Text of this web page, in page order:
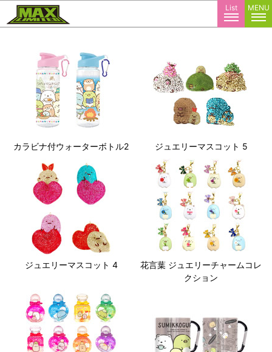
List MENU
株式会社マックスリミテッド
カラビナ付ウォーターボトル2 ジュエリーマスコット 5
ジュエリーマスコット 4
花言葉 ジュエリーチャームコレ
クション